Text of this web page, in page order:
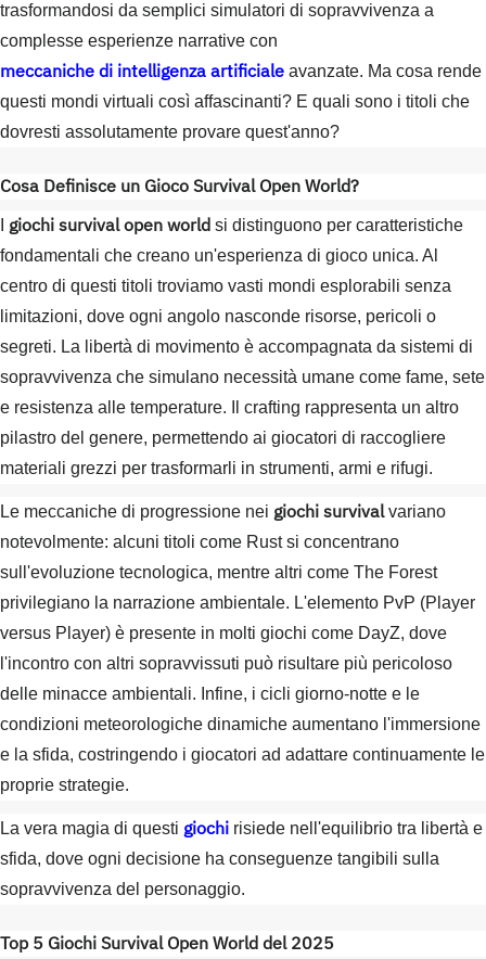
trasformandosi da semplici simulatori di sopravvivenza a
complesse esperienze narrative con
meccaniche di intelligenza artificiale avanzate. Ma cosa rende
questi mondi virtuali così affascinanti? E quali sono i titoli che
dovresti assolutamente provare quest'anno?
Cosa Definisce un Gioco Survival Open World?
giochi survival open world si distinguono per caratteristiche
fondamentali che creano un'esperienza di gioco unica. Al
centro di questi titoli troviamo vasti mondi esplorabili senza
limitazioni, dove ogni angolo nasconde risorse, pericoli o
segreti. La libertà di movimento è accompagnata da sistemi di
sopravvivenza che simulano necessità umane come fame, sete
e resistenza alle temperature. Il crafting rappresenta un altro
pilastro del genere, permettendo ai giocatori di raccogliere
materiali grezzi per trasformarli in strumenti, armi e rifugi.
Le meccaniche di progressione nei giochi survivalvariano
notevolmente: alcuni titoli come Rust si concentrano
sull'evoluzione tecnologica, mentre altri come The Forest
privilegiano la narrazione ambientale. L'elemento PvP (Player
versus Player) è presente in molti giochi come DayZ, dove
l'incontro con altri sopravvissuti può risultare più pericoloso
delle minacce ambientali. Infine, i cicli giorno-notte e le
condizioni meteorologiche dinamiche aumentano l'immersione
e la sfida, costringendo i giocatori ad adattare continuamente le
proprie strategie.
La vera magia di questi giochi risiede nell'equilibrio tra libertà e
sfida, dove ogni decisione ha conseguenze tangibili sulla
sopravvivenza del personaggio.
Top 5 Giochi Survival Open World del 2025